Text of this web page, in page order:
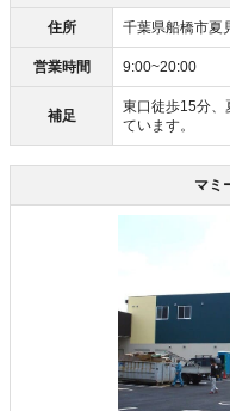
住所 千葉県船橋市夏
営業時間 9:00~20:00
補足
東口徒歩15分、
ています。
マミ